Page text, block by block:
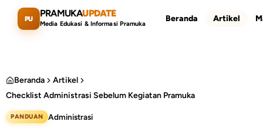
Lewati ke konten utama
PU PRAMUKAUPDATE
Media Edukasi & Informasi Pramuka
Beranda Artikel
Cari artikel
Beranda
Artikel
Checklist Administrasi Sebelum Kegiatan Pramuka
PANDUAN Administrasi